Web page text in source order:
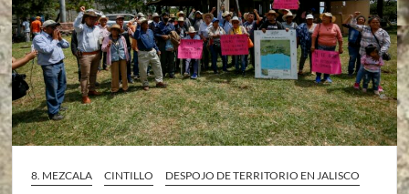
8. MEZCALA CINTILLO
DESPOJO DE TERRITORIO EN JALISCO